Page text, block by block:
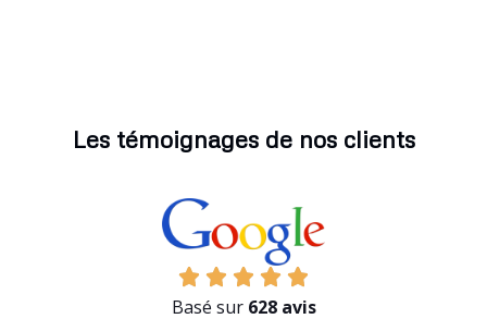
Les témoignages de nos clients
Basé sur 628 avis